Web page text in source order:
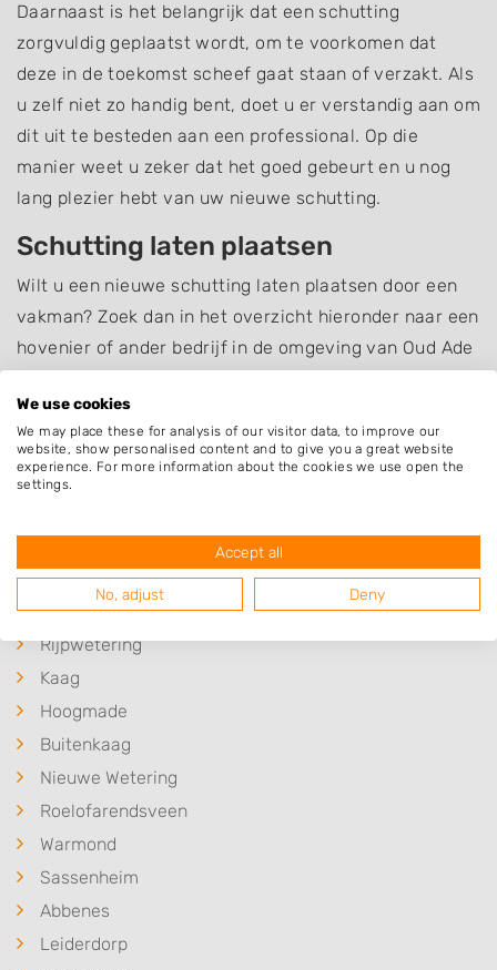
Daarnaast is het belangrijk dat een schutting
zorgvuldig geplaatst wordt, om te voorkomen dat
deze in de toekomst scheef gaat staan of verzakt. Als
u zelf niet zo handig bent, doet u er verstandig aan om
dit uit te besteden aan een professional. Op die
manier weet u zeker dat het goed gebeurt en u nog
lang plezier hebt van uw nieuwe schutting.
Schutting laten plaatsen
Wilt u een nieuwe schutting laten plaatsen door een
vakman? Zoek dan in het overzicht hieronder naar een
hovenier of ander bedrijf in de omgeving van Oud Ade
Bent u op zoek naar iets anders dan een schutting
Neem dan eens een kijkje op het overzicht van
hoveniers en andere bedrijven in
Plaatsen in de buurt
Rijpwetering
Kaag
Hoogmade
Buitenkaag
Nieuwe Wetering
Roelofarendsveen
Warmond
Sassenheim
Abbenes
Leiderdorp
We use cookies
We may place these for analysis of our visitor data, to improve our
website, show personalised content and to give you a great website
experience. For more information about the cookies we use open the
settings.
Accept all
No, adjust Deny